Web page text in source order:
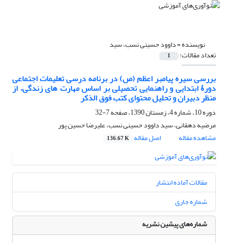
نویسنده =داوود حسینی نسب، سید
تعداد مقالات: 1
بررسی سیره پیامبر اعظم (ص) در برنامه درسی تعلیمات اجتماعی
دورۀ ابتدایی و راهنمایی تحصیلی بر اساس مهارت های زندگی، از
منظر دبیران و تحلیل محتوای کتب فوق الذکر
دوره 10، شماره 4، زمستان 1390، صفحه
7-32
مرضیه دهقانی، سید داوود حسینی نسب، علیرضا حسین پور
مشاهده مقاله
اصل مقاله 136.67 K
مقالات آماده انتشار
شماره جاری
شماره‌های پیشین نشریه